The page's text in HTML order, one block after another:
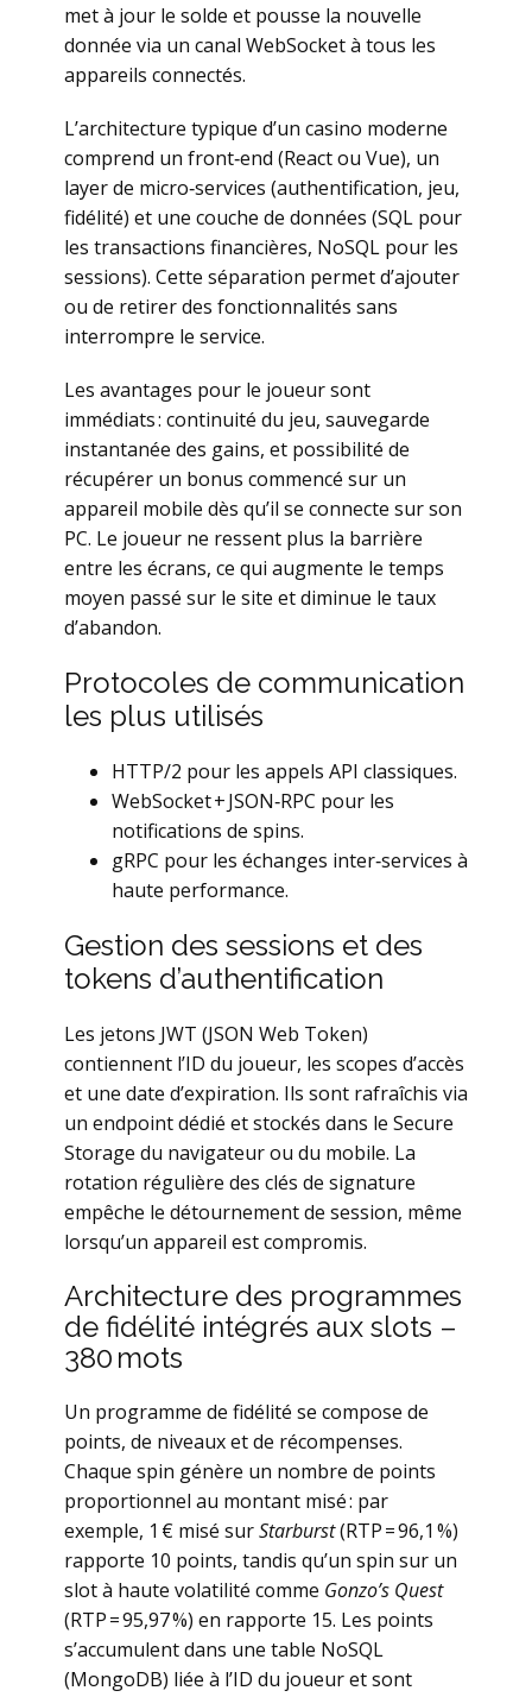
met à jour le solde et pousse la nouvelle
donnée via un canal WebSocket à tous les
appareils connectés.
L’architecture typique d’un casino moderne
comprend un front‑end (React ou Vue), un
layer de micro‑services (authentification, jeu,
fidélité) et une couche de données (SQL pour
les transactions financières, NoSQL pour les
sessions). Cette séparation permet d’ajouter
ou de retirer des fonctionnalités sans
interrompre le service.
Les avantages pour le joueur sont
immédiats : continuité du jeu, sauvegarde
instantanée des gains, et possibilité de
récupérer un bonus commencé sur un
appareil mobile dès qu’il se connecte sur son
PC. Le joueur ne ressent plus la barrière
entre les écrans, ce qui augmente le temps
moyen passé sur le site et diminue le taux
d’abandon.
Protocoles de communication
les plus utilisés
HTTP/2 pour les appels API classiques.
WebSocket + JSON‑RPC pour les
notifications de spins.
gRPC pour les échanges inter‑services à
haute performance.
Gestion des sessions et des
tokens d’authentification
Les jetons JWT (JSON Web Token)
contiennent l’ID du joueur, les scopes d’accès
et une date d’expiration. Ils sont rafraîchis via
un endpoint dédié et stockés dans le Secure
Storage du navigateur ou du mobile. La
rotation régulière des clés de signature
empêche le détournement de session, même
lorsqu’un appareil est compromis.
Architecture des programmes
de fidélité intégrés aux slots –
380 mots
Un programme de fidélité se compose de
points, de niveaux et de récompenses.
Chaque spin génère un nombre de points
proportionnel au montant misé : par
exemple, 1 € misé surStarburst(RTP = 96,1 %)
rapporte 10 points, tandis qu’un spin sur un
slot à haute volatilité comme Gonzo’s Quest
(RTP = 95,97 %) en rapporte 15. Les points
s’accumulent dans une table NoSQL
(MongoDB) liée à l’ID du joueur et sont